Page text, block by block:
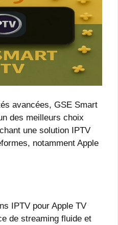
avancées, GSE Smart
des meilleurs choix
une solution IPTV
notamment Apple
IPTV pour Apple TV
de streaming fluide et